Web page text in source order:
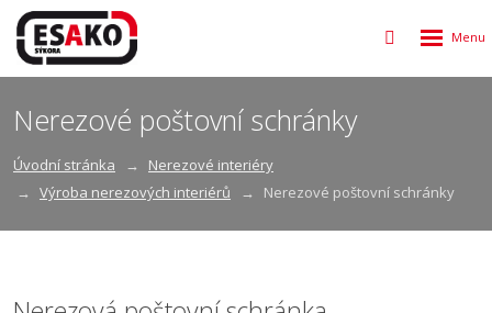
Vyhledávání
Rozbalení
Nerezové poštovní schránky
Úvodní stránka
Nerezové interiéry
Výroba nerezových interiérů
Nerezové poštovní schránky